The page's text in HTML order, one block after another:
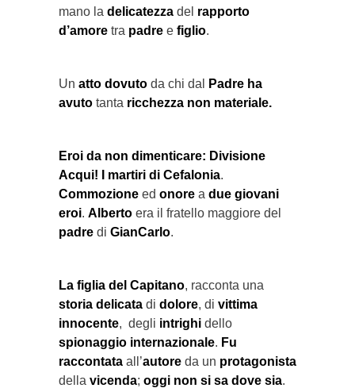
mano la delicatezza del rapporto
d’amore tra padre e figlio.
Un atto dovuto da chi dal
Padre ha
avuto tanta ricchezza non materiale.
Eroi da non dimenticare: Divisione
Acqui!
I martiri di Cefalonia.
Commozione ed onore a due giovani
eroi. Alberto era il fratello maggiore del
padre di GianCarlo.
La figlia del Capitano, racconta una
storia delicata di dolore, di vittima
innocente, degli intrighi dello
spionaggio internazionale. Fu
raccontata all’autore da un protagonista
della vicenda; oggi non si sa dove sia.